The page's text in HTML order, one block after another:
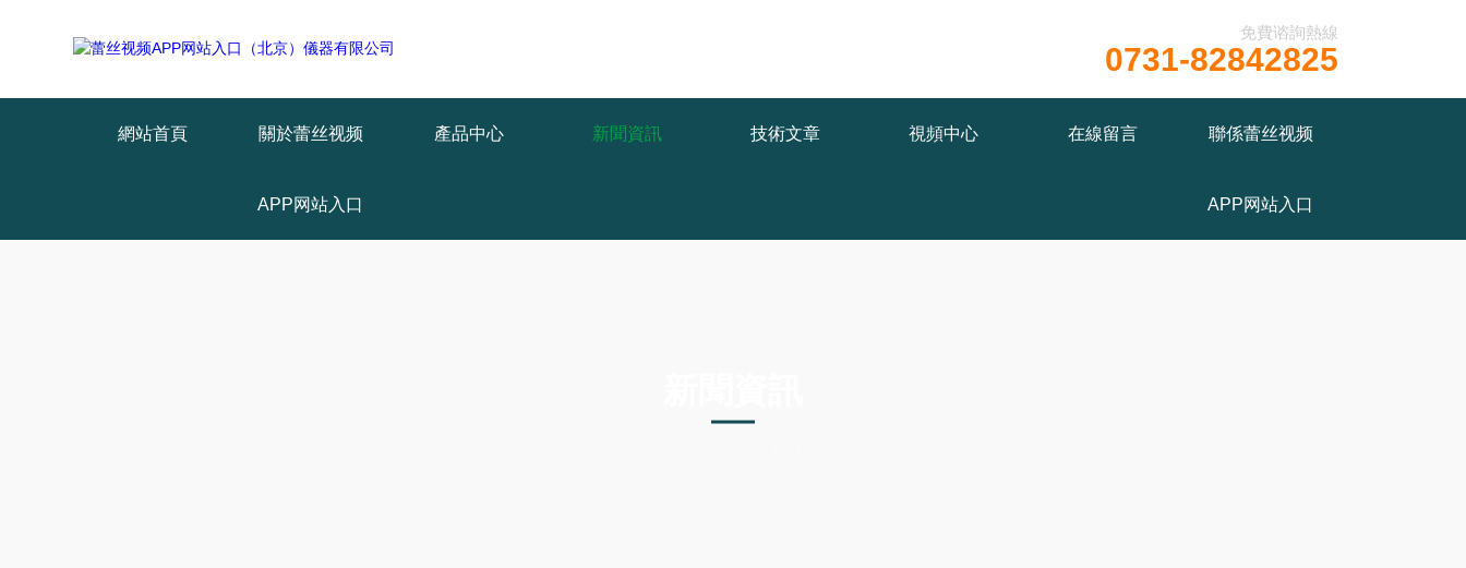
: mkdir(): No space left on device in 免費谘詢熱線
0731-82842825
網站首頁 關於蕾丝视频
APP网站入口
產品中心 新聞資訊 技術文章 視頻中心 在線留言 聯係蕾丝视频
APP网站入口